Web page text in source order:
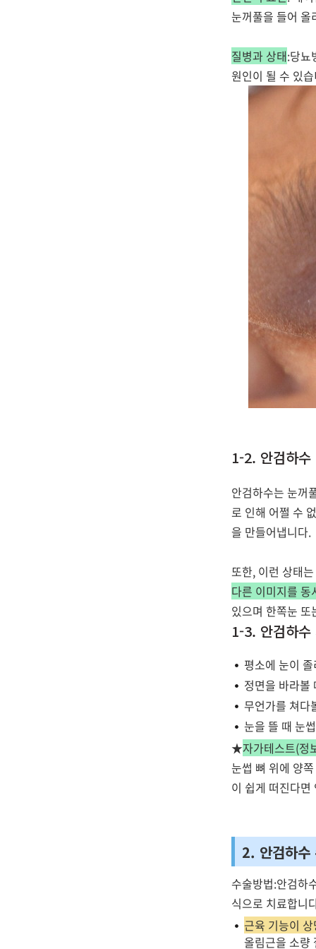
눈꺼풀을 들어 올
질병과 상태:당뇨
원인이 될 수 있
1-2. 안검하수
안검하수는 눈꺼
로 인해 어쩔 수
을 만들어냅니다.
또한, 이런 상태
다른 이미지를
있으며 한쪽눈
1-3. 안검하수
평소에 눈이
정면을 바라볼
무언가를 쳐다
눈을 뜰 때 눈
★자가테스트(정
눈썹 뼈 위에 양
이 쉽게 떠진다
2. 안검하수
수술방법:안검하
식으로 치료합니
근육 기능이
올림근을 소량